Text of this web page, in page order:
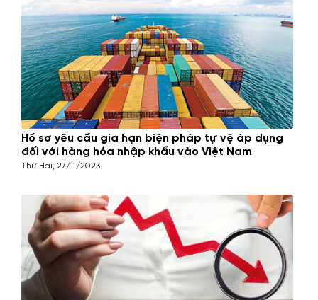
Hồ sơ yêu cầu gia hạn biện pháp tự vệ áp dụng
đối với hàng hóa nhập khẩu vào Việt Nam
Thứ Hai, 27/11/2023